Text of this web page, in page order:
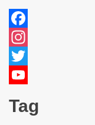
Facebook
Instagram
Twitter
Channel
Tag